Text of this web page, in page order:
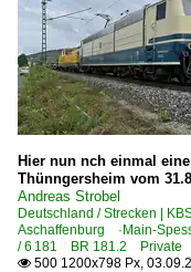
Hier nun nch einmal
Thünngersheim vom
Andreas Strobel
Deutschland / Strecken |
Aschaffenburg ·Main-
/ 6 181 BR 181.2 Private
 500 1200x798 Px,